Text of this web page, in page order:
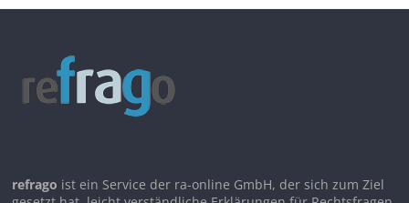
refrago ist ein Service der ra-online GmbH, der sich zum Ziel